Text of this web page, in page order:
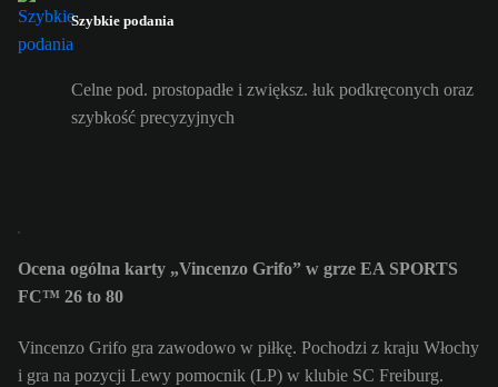
Szybkie podania
Celne pod. prostopadłe i zwiększ. łuk podkręconych oraz
szybkość precyzyjnych
Ocena ogólna karty „Vincenzo Grifo” w grze EA SPORTS
FC™ 26 to 80
Vincenzo Grifo gra zawodowo w piłkę. Pochodzi z kraju Włochy
i gra na pozycji Lewy pomocnik (LP) w klubie SC Freiburg.